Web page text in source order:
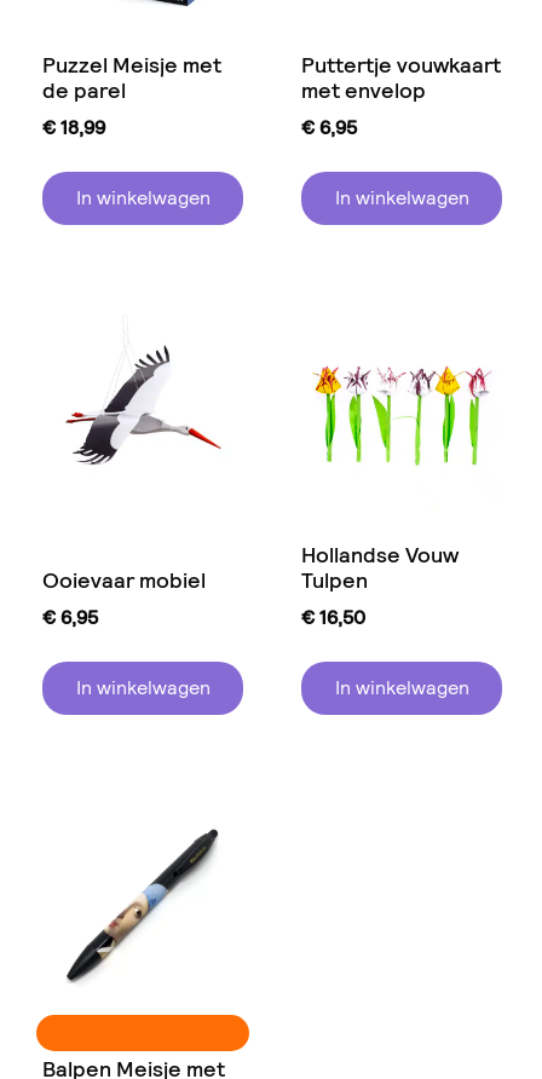
Puzzel Meisje met
de parel
€18,99
In winkelwagen
Puttertje vouwkaart
met envelop
€6,95
In winkelwagen
Ooievaar mobiel
€6,95
In winkelwagen
Hollandse Vouw
Tulpen
€16,50
In winkelwagen
Uitverkocht
Balpen Meisje met